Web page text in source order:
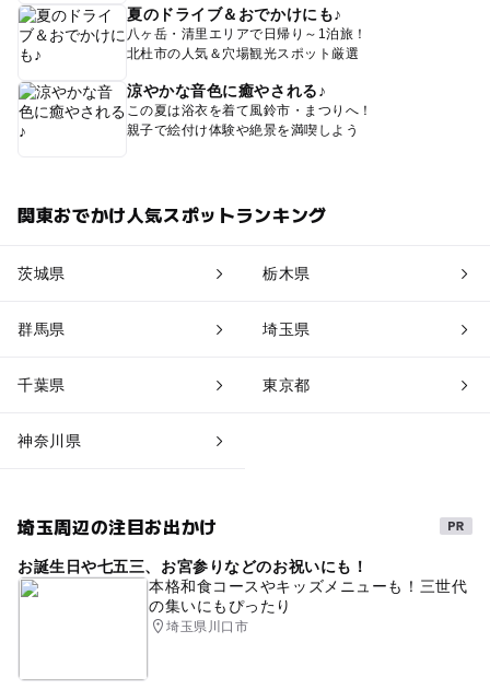
夏のドライブ＆おでかけにも♪
八ヶ岳・清里エリアで日帰り～1泊旅！
北杜市の人気＆穴場観光スポット厳選
涼やかな音色に癒やされる♪
この夏は浴衣を着て風鈴市・まつりへ！
親子で絵付け体験や絶景を満喫しよう
関東おでかけ人気スポットランキング
茨城県 栃木県
群馬県 埼玉県
千葉県 東京都
神奈川県
埼玉周辺の注目お出かけ
お誕生日や七五三、お宮参りなどのお祝いにも！
本格和食コースやキッズメニューも！三世代
の集いにもぴったり
埼玉県川口市